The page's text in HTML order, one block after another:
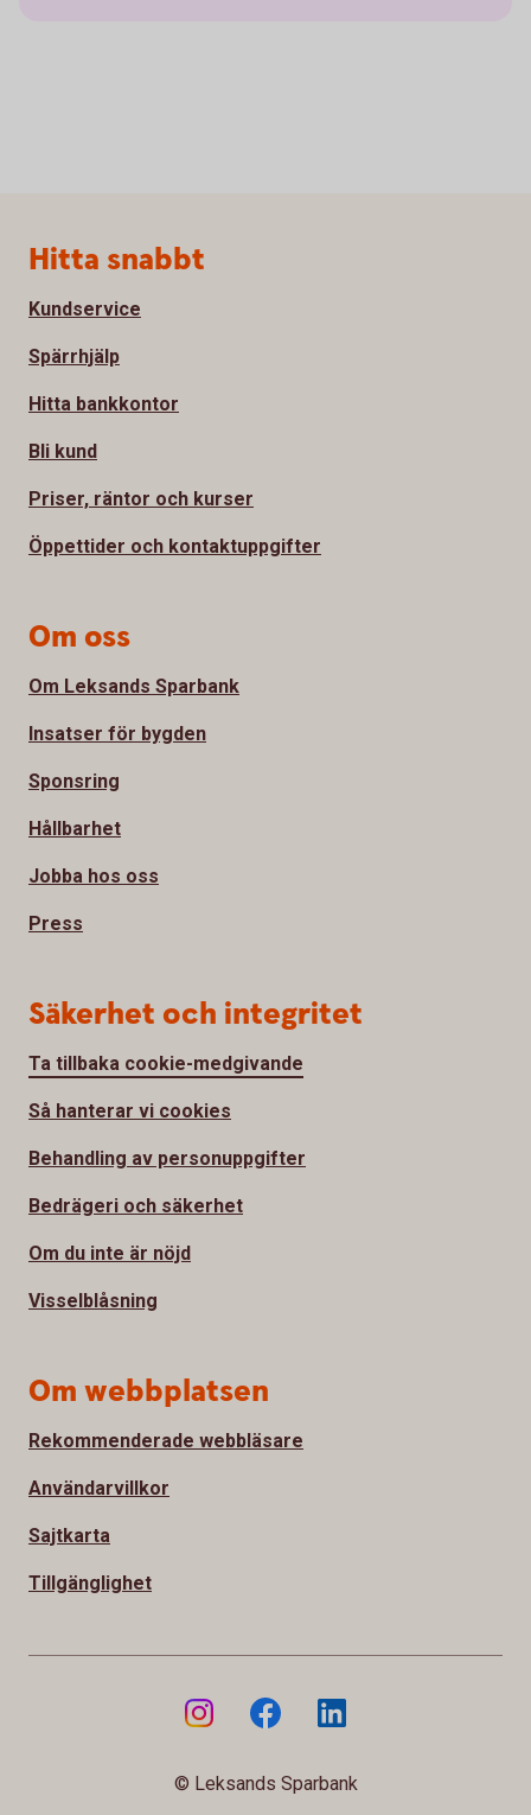
Sidfot
Hitta snabbt
Kundservice
Spärrhjälp
Hitta bankkontor
Bli kund
Priser, räntor och kurser
Öppettider och kontaktuppgifter
Om oss
Om Leksands Sparbank
Insatser för bygden
Sponsring
Hållbarhet
Jobba hos oss
Press
Säkerhet och integritet
Ta tillbaka cookie-medgivande
Så hanterar vi cookies
Behandling av personuppgifter
Bedrägeri och säkerhet
Om du inte är nöjd
Visselblåsning
Om webbplatsen
Rekommenderade webbläsare
Användarvillkor
Sajtkarta
Tillgänglighet
© Leksands Sparbank